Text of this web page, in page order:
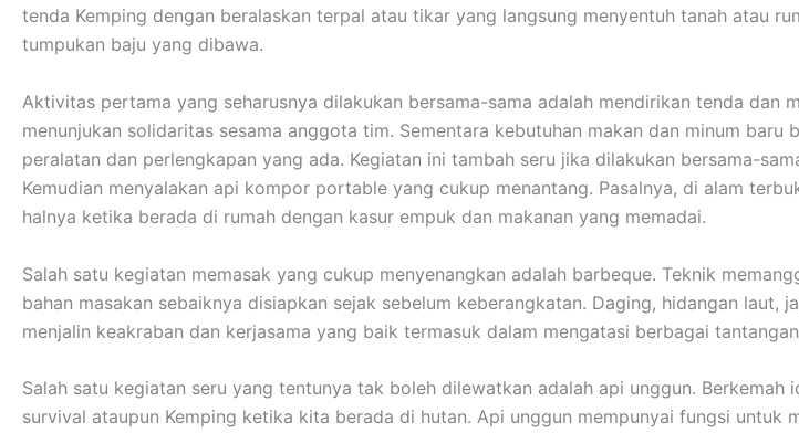
tenda Kemping dengan beralaskan terpal atau tikar yang langsung menyentuh tanah atau
tumpukan baju yang dibawa.
Aktivitas pertama yang seharusnya dilakukan bersama-sama adalah mendirikan tenda dan
menunjukan solidaritas sesama anggota tim. Sementara kebutuhan makan dan minum
peralatan dan perlengkapan yang ada. Kegiatan ini tambah seru jika dilakukan bersama-
Kemudian menyalakan api kompor portable yang cukup menantang. Pasalnya, di alam
halnya ketika berada di rumah dengan kasur empuk dan makanan yang memadai.
Salah satu kegiatan memasak yang cukup menyenangkan adalah barbeque. Teknik
bahan masakan sebaiknya disiapkan sejak sebelum keberangkatan. Daging, hidangan
menjalin keakraban dan kerjasama yang baik termasuk dalam mengatasi berbagai
Salah satu kegiatan seru yang tentunya tak boleh dilewatkan adalah api unggun.
survival ataupun Kemping ketika kita berada di hutan. Api unggun mempunyai fungsi